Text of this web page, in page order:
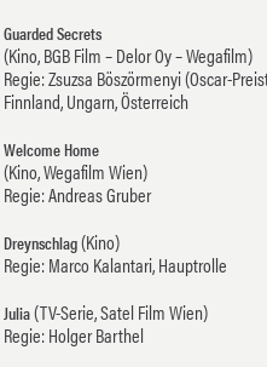
Guarded Secrets
(Kino, BGB Film – Delor Oy – Wegafilm)
Regie: Zsuzsa Böszörmenyi (Oscar-
Finnland, Ungarn, Österreich
Welcome Home
(Kino, Wegafilm Wien)
Regie: Andreas Gruber
Dreynschlag(Kino)
Regie: Marco Kalantari, Hauptrolle
Julia(TV-Serie, Satel Film Wien)
Regie: Holger Barthel